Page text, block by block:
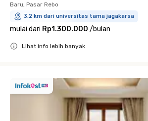
Baru, Pasar Rebo
3.2 km dari universitas tama jagakarsa
mulai dari Rp1.300.000 /bulan
Lihat info lebih banyak